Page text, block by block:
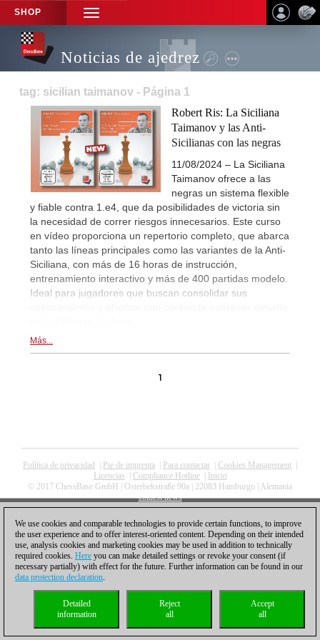
SHOP
TOGGLE
NAVIGATION
Noticias de ajedrez
tag: sicilian taimanov - Página 1
Robert Ris: La Siciliana
Taimanov y las Anti-
Sicilianas con las negras
11/08/2024 – La Siciliana
Taimanov ofrece a las
negras un sistema flexible
y fiable contra 1.e4, que da posibilidades de victoria sin
la necesidad de correr riesgos innecesarios. Este curso
en vídeo proporciona un repertorio completo, que abarca
tanto las líneas principales como las variantes de la Anti-
Siciliana, con más de 16 horas de instrucción,
entrenamiento interactivo y más de 400 partidas modelo.
Ideal para jugadores que buscan consolidar sus
Más...
1
Política de privacidad Pie de imprenta Para contactar Cookies Management
Licencias
Compliance Hotline|
Inicio
© 2017 ChessBase GmbH | Osterbekstraße 90a | 22083 Hamburgo | Alemania
coldest news
We use cookies and comparable technologies to provide certain functions, to improve
the user experience and to offer interest-oriented content. Depending on their intended
use, analysis cookies and marketing cookies may be used in addition to technically
required cookies. Here you can make detailed settings or revoke your consent (if
necessary partially) with effect for the future. Further information can be found in our
data protection declaration.
Accept
all
Reject
all
Detailed
information